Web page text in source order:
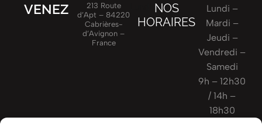
VENEZ
213 Route
d’Apt – 84220
Cabrières-
d’Avignon –
France
NOS
HORAIRES
Lundi –
Mardi –
Jeudi –
Vendredi –
Samedi
9h – 12h30
/ 14h –
18h30